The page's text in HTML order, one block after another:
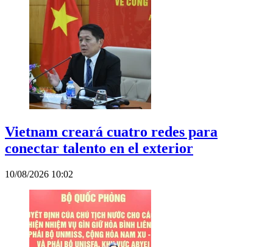
Vietnam creará cuatro redes para
conectar talento en el exterior
10/08/2026 10:02